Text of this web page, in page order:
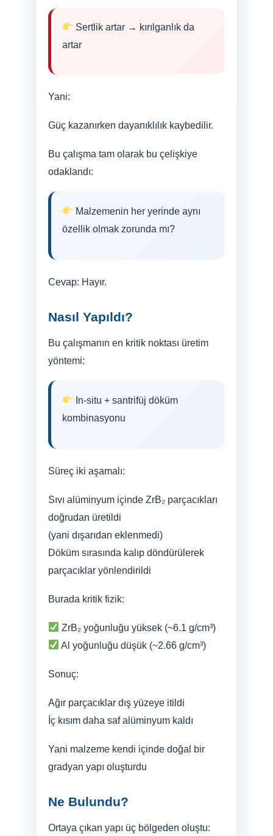
Sertlik artar → kırılganlık da
artar
Yani:
Güç kazanırken dayanıklılık kaybedilir.
Bu çalışma tam olarak bu çelişkiye
odaklandı:
Malzemenin her yerinde aynı
özellik olmak zorunda mı?
Cevap: Hayır.
Nasıl Yapıldı?
Bu çalışmanın en kritik noktası üretim
yöntemi:
In-situ + santrifüj döküm
kombinasyonu
Süreç iki aşamalı:
Sıvı alüminyum içinde ZrB₂ parçacıkları
doğrudan üretildi
(yani dışarıdan eklenmedi)
Döküm sırasında kalıp döndürülerek
parçacıklar yönlendirildi
Burada kritik fizik:
ZrB₂ yoğunluğu yüksek (~6.1 g/cm³)
Al yoğunluğu düşük (~2.66 g/cm³)
Sonuç:
Ağır parçacıklar dış yüzeye itildi
İç kısım daha saf alüminyum kaldı
Yani malzeme kendi içinde doğal bir
gradyan yapı oluşturdu
Ne Bulundu?
Ortaya çıkan yapı üç bölgeden oluştu: